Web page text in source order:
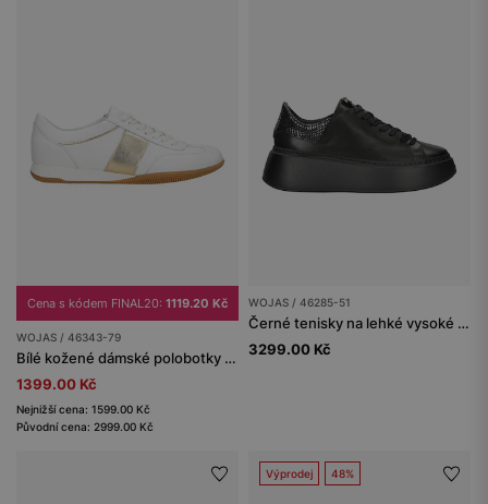
Cena s kódem FINAL20: 1119.20 Kč
WOJAS / 46343-79
Bílé kožené dámské polobotky se zlatými detaily
1399.00 Kč
Nejnižší cena: 1599.00 Kč
Původní cena: 2999.00 Kč
WOJAS / 46285-51
Černé tenisky na lehké vysoké podrážce
3299.00 Kč
Výprodej 48%